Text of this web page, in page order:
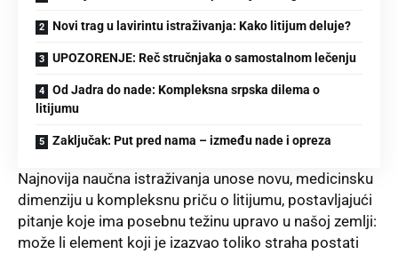
Novi trag u lavirintu istraživanja: Kako litijum deluje?
UPOZORENJE: Reč stručnjaka o samostalnom lečenju
Od Jadra do nade: Kompleksna srpska dilema o
litijumu
Zaključak: Put pred nama – između nade i opreza
Najnovija naučna istraživanja unose novu, medicinsku
dimenziju u kompleksnu priču o litijumu, postavljajući
pitanje koje ima posebnu težinu upravo u našoj zemlji:
može li element koji je izazvao toliko straha postati